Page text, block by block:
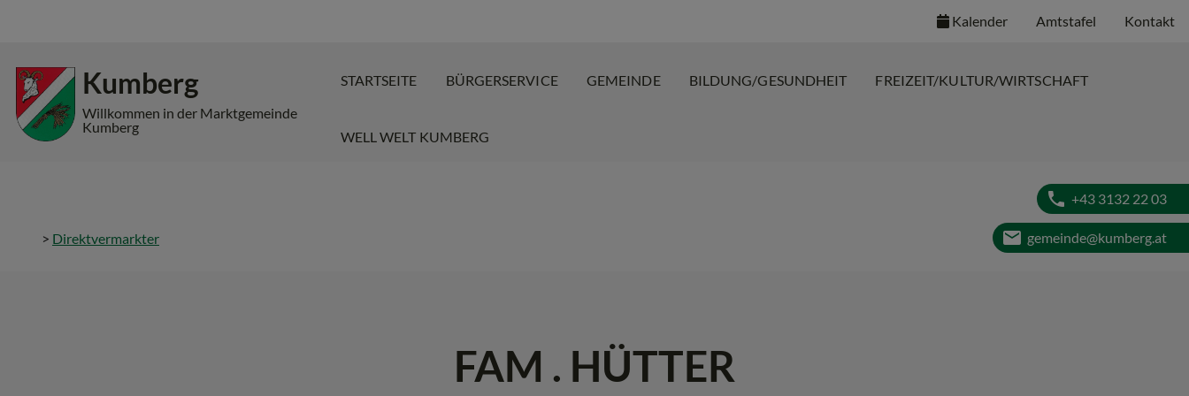
Accesskey
Accesskey
Accesskey
Kalender Amtstafel Kontakt
Kumberg
Willkommen in der Marktgemeinde
Kumberg
STARTSEITE BÜRGERSERVICE GEMEINDE BILDUNG/GESUNDHEIT FREIZEIT/KULTUR/WIRTSCHAFT
WELL WELT KUMBERG
phone +43 3132 22 03
email gemeinde@kumberg.at
> Direktvermarkter
FAM . HÜTTER